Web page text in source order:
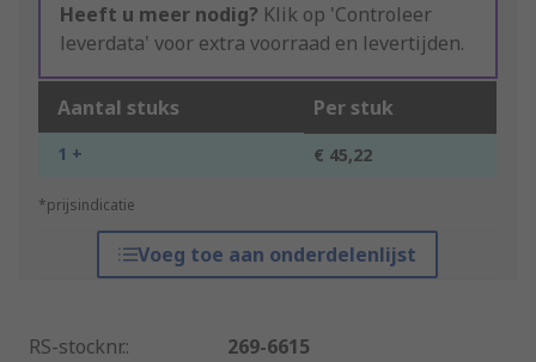
Heeft u meer nodig? Klik op 'Controleer
leverdata' voor extra voorraad en levertijden.
Aantal stuks Per stuk
1 + € 45,22
*prijsindicatie
Voeg toe aan onderdelenlijst
RS-stocknr.:
269-6615